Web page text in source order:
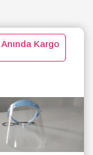
Anında Kargo